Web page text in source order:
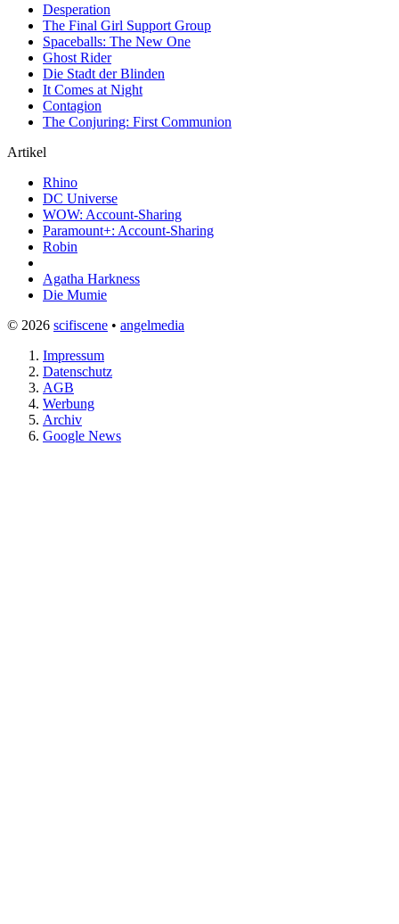
Desperation
The Final Girl Support Group
Spaceballs: The New One
Ghost Rider
Die Stadt der Blinden
It Comes at Night
Contagion
The Conjuring: First Communion
Artikel
Rhino
DC Universe
WOW: Account-Sharing
Paramount+: Account-Sharing
Robin
Agatha Harkness
Die Mumie
© 2026 scifiscene • angelmedia
Impressum
Datenschutz
AGB
Werbung
Archiv
Google News